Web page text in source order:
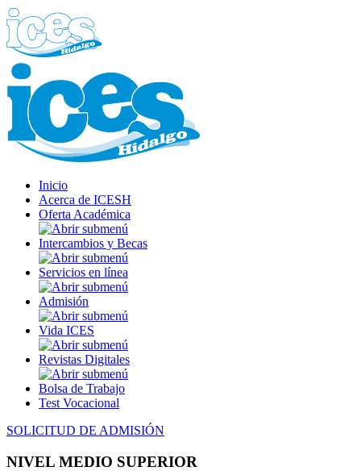
Inicio
Acerca de ICESH
Oferta Académica
Intercambios y Becas
Servicios en línea
Admisión
Vida ICES
Revistas Digitales
Bolsa de Trabajo
Test Vocacional
SOLICITUD DE ADMISIÓN
NIVEL MEDIO SUPERIOR